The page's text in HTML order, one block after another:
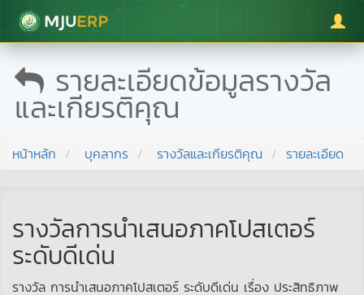
มหาวิทยาลัยแม่โจ้
รายละเอียดข้อมูลรางวัล
และเกียรติคุณ
หน้าหลัก บุคลากร รางวัลและเกียรติคุณ รายละเอียด
รางวัลการนำเสนอภาคโปสเตอร์
ระดับดีเด่น
รางวัล การนำเสนอภาคโปสเตอร์ ระดับดีเด่น เรื่อง ประสิทธิภาพ